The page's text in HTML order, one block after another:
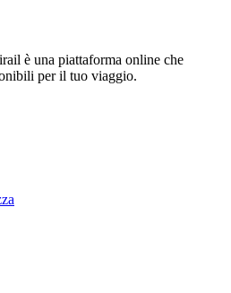
è una piattaforma online che
per il tuo viaggio.